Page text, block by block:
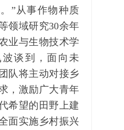
”从事作物种质
领域研究30余年
业与生物技术学
谈到，面向未
队将主动对接乡
，激励广大青年
希望的田野上建
面实施乡村振兴